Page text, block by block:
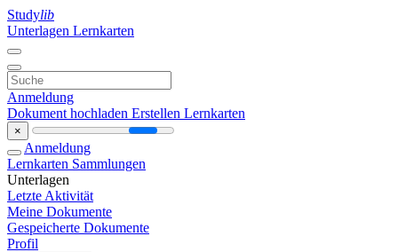
Studylib
Unterlagen Lernkarten
Anmeldung
Dokument hochladen Erstellen Lernkarten
×
Anmeldung
Lernkarten Sammlungen
Unterlagen
Letzte Aktivität
Meine Dokumente
Gespeicherte Dokumente
Profil